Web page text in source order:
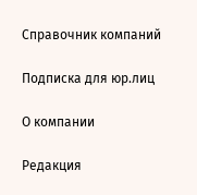
Справочник компаний
Подписка для юр.лиц
О компании
Редакция